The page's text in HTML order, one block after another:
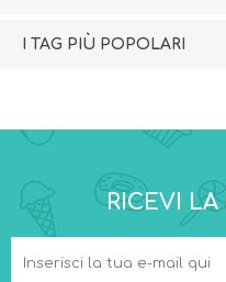
I TAG PIÙ POPOLARI
RICEVI